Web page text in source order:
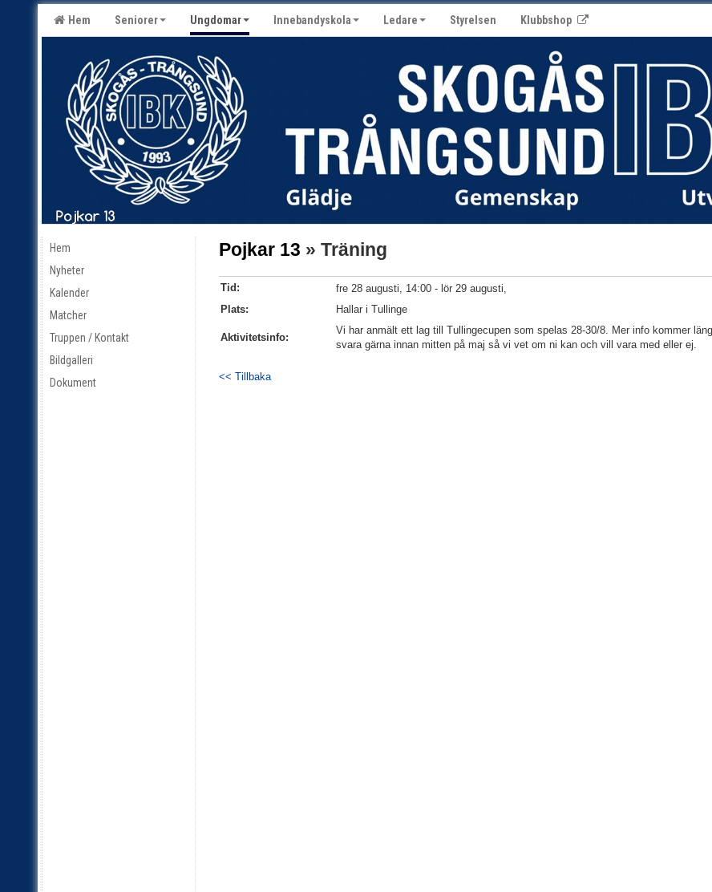
Hem Seniorer Ungdomar Innebandyskola Ledare Styrelsen Klubbshop
Hem
Nyheter
Kalender
Matcher
Truppen / Kontakt
Bildgalleri
Dokument
Pojkar 13 » Träning
Tid:
fre 28 augusti, 14:00 - lör 29 augusti,
Plats:
Hallar i Tullinge
Aktivitetsinfo:
Vi har anmält ett lag till Tullingecupen som spelas 28-30/8. Mer info kommer
svara gärna innan mitten på maj så vi vet om ni kan och vill vara med eller ej.
<< Tillbaka